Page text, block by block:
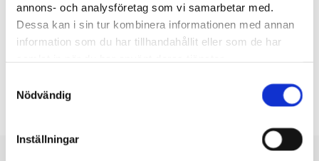
annons- och analysföretag som vi samarbetar med.
Dessa kan i sin tur kombinera informationen med annan
information som du har tillhandahållit eller som de har
Nödvändig
Inställningar
Det här får spolas ner i avloppet:
17.07.2026
samt vanligt tvättvatten spolas ner i avloppet. Främmande